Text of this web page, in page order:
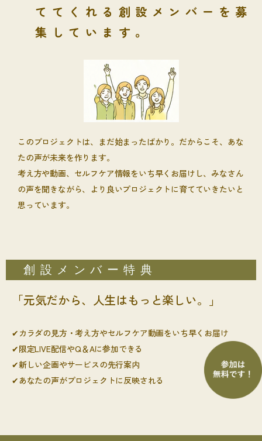
ててくれる創設メンバーを募
集しています。
このプロジェクトは、まだ始まったばかり。だからこそ、あな
たの声が未来を作ります。
考え方や動画、セルフケア情報をいち早くお届けし、みなさん
の声を聞きながら、より良いプロジェクトに育てていきたいと
思っています。
創設メンバー特典
「元気だから、人生はもっと楽しい。」
✔カラダの見方・考え方やセルフケア動画をいち早くお届け
✔限定LIVE配信やQ＆Aに参加できる
✔新しい企画やサービスの先行案内
✔あなたの声がプロジェクトに反映される